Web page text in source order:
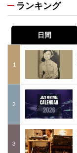
ランキング
日間